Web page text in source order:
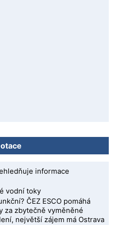
informace
vodní toky
ČEZ ESCO pomáhá
za zbytečně vyměněné
největší zájem má Ostrava